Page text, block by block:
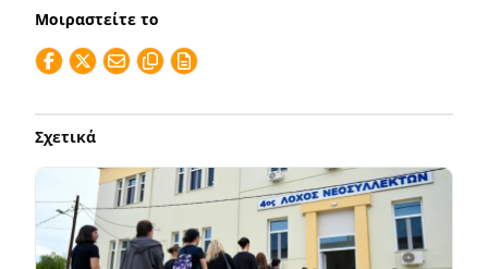
Μοιραστείτε το
Σχετικά